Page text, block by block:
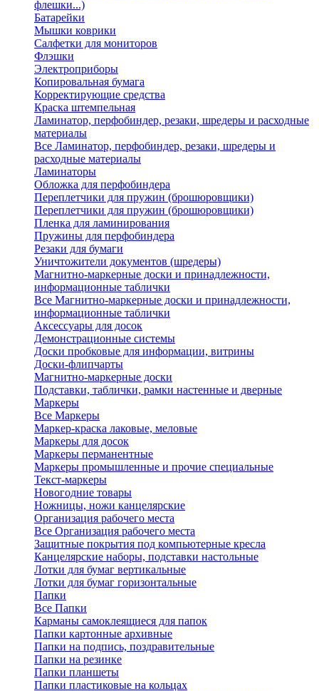
флешки...)
Батарейки
Мышки коврики
Салфетки для мониторов
Флэшки
Электроприборы
Копировальная бумага
Корректирующие средства
Краска штемпельная
Ламинатор, перфобиндер, резаки, шредеры и расходные
материалы
Все Ламинатор, перфобиндер, резаки, шредеры и
расходные материалы
Ламинаторы
Обложка для перфобиндера
Переплетчики для пружин (брошюровщики)
Переплетчики для пружин (брошюровщики)
Пленка для ламинирования
Пружины для перфобиндера
Резаки для бумаги
Уничтожители документов (шредеры)
Магнитно-маркерные доски и принадлежности,
информационные таблички
Все Магнитно-маркерные доски и принадлежности,
информационные таблички
Аксессуары для досок
Демонстрационные системы
Доски пробковые для информации, витрины
Доски-флипчарты
Магнитно-маркерные доски
Подставки, таблички, рамки настенные и дверные
Маркеры
Все Маркеры
Маркер-краска лаковые, меловые
Маркеры для досок
Маркеры перманентные
Маркеры промышленные и прочие специальные
Текст-маркеры
Новогодние товары
Ножницы, ножи канцелярские
Организация рабочего места
Все Организация рабочего места
Защитные покрытия под компьютерные кресла
Канцелярские наборы, подставки настольные
Лотки для бумаг вертикальные
Лотки для бумаг горизонтальные
Папки
Все Папки
Карманы самоклеящиеся для папок
Папки картонные архивные
Папки на подпись, поздравительные
Папки на резинке
Папки планшеты
Папки пластиковые на кольцах